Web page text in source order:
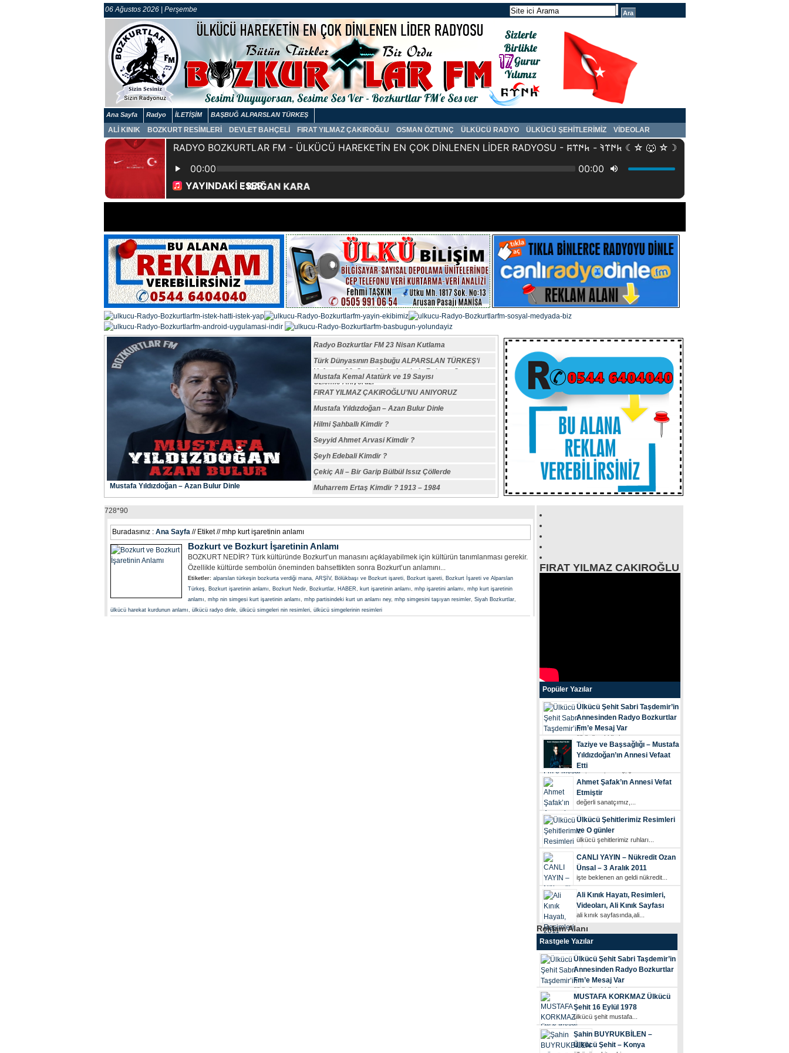
06 Ağustos 2026 | Perşembe
Ana Sayfa Radyo İLETİŞİM BAŞBUĞ ALPARSLAN TÜRKEŞ
ALİ KINIK BOZKURT RESİMLERİ DEVLET BAHÇELİ FIRAT YILMAZ ÇAKIROĞLU OSMAN ÖZTUNÇ ÜLKÜCÜ RADYO ÜLKÜCÜ ŞEHİTLERİMİZ VİDEOLAR
Mustafa Yıldızdoğan – Azan Bulur Dinle
Radyo Bozkurtlar FM 23 Nisan Kutlama
Türk Dünyasının Başbuğu ALPARSLAN TÜRKEŞ’i
Vefatının 29. Sene-i Devriyesinde Rahmet,Saygı ve
Özlemle Anıyoruz.
Mustafa Kemal Atatürk ve 19 Sayısı
FIRAT YILMAZ ÇAKIROĞLU’NU ANIYORUZ
Mustafa Yıldızdoğan – Azan Bulur Dinle
Hilmi Şahballı Kimdir ?
Seyyid Ahmet Arvasi Kimdir ?
Şeyh Edebali Kimdir ?
Çekiç Ali – Bir Garip Bülbül Issız Çöllerde
Muharrem Ertaş Kimdir ? 1913 – 1984
728*90
Buradasınız :Ana Sayfa // Etiket // mhp kurt işaretinin anlamı
Bozkurt ve Bozkurt İşaretinin Anlamı
BOZKURT NEDİR? Türk kültüründe Bozkurt’un manasını açıklayabilmek için kültürün tanımlanması gerekir.
Özellikle kültürde sembolün öneminden bahsettikten sonra Bozkurt’un anlamını...
Etiketler: alparslan türkeşin bozkurta verdiği mana, ARŞİV, Bölükbaşı ve Bozkurt işareti, Bozkurt işareti, Bozkurt İşareti ve Alparslan
Türkeş, Bozkurt işaretinin anlamı, Bozkurt Nedir, Bozkurtlar, HABER, kurt işaretinin anlamı, mhp işaretini anlamı, mhp kurt işaretinin
anlamı, mhp nin simgesi kurt işaretinin anlamı, mhp partisindeki kurt un anlamı ney, mhp simgesini taşıyan resimler, Siyah Bozkurtlar,
ülkücü harekat kurdunun anlamı, ülkücü radyo dinle, ülkücü simgeleri nin resimleri, ülkücü simgelerinin resimleri
FIRAT YILMAZ CAKIROĞLU
Popüler Yazılar
Ülkücü Şehit Sabri Taşdemir’in
Annesinden Radyo Bozkurtlar
Fm’e Mesaj Var
ülkücü şehi̇di̇mi̇z...
Taziye ve Başsağlığı – Mustafa
Yıldızdoğan’ın Annesi Vefaat
Etti
tazi̇ye ve başsağliği...
Ahmet Şafak’ın Annesi Vefat
Etmiştir
değerli sanatçımız,...
Ülkücü Şehitlerimiz Resimleri
ve O günler
ülkücü şehi̇tleri̇mi̇z ruhları...
CANLI YAYIN – Nükredit Ozan
Ünsal – 3 Aralık 2011
i̇şte beklenen an geldi̇ nükredi̇t...
Ali Kınık Hayatı, Resimleri,
Videoları, Ali Kınık Sayfası
ali kınık sayfasında,ali...
Reklam Alanı
Rastgele Yazılar
Ülkücü Şehit Sabri Taşdemir’in
Annesinden Radyo Bozkurtlar
Fm’e Mesaj Var
ülkücü şehi̇di̇mi̇z...
MUSTAFA KORKMAZ Ülkücü
Şehit 16 Eylül 1978
ülkücü şehi̇t mustafa...
Şahin BUYRUKBİLEN –
Ülkücü Şehit – Konya